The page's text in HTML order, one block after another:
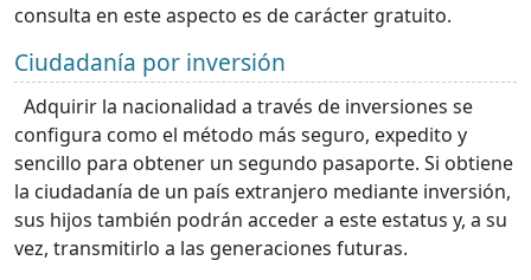
consulta en este aspecto es de carácter gratuito.
Ciudadanía por inversión
Adquirir la nacionalidad a través de inversiones se
configura como el método más seguro, expedito y
sencillo para obtener un segundo pasaporte. Si obtiene
la ciudadanía de un país extranjero mediante inversión,
sus hijos también podrán acceder a este estatus y, a su
vez, transmitirlo a las generaciones futuras.